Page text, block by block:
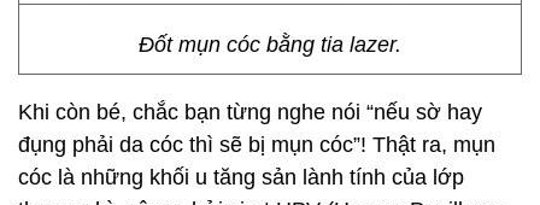
Đốt mụn cóc bằng tia lazer.
Khi còn bé, chắc bạn từng nghe nói “nếu sờ hay
đụng phải da cóc thì sẽ bị mụn cóc”! Thật ra, mụn
cóc là những khối u tăng sản lành tính của lớp